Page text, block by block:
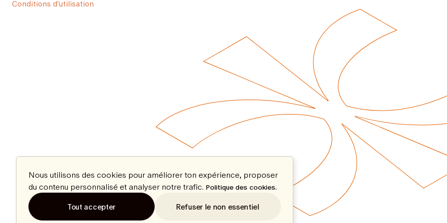
Conditions d'utilisation
Nous utilisons des cookies pour améliorer ton expérience, proposer
du contenu personnalisé et analyser notre trafic. Politique des cookies.
Tout accepter Refuser le non essentiel